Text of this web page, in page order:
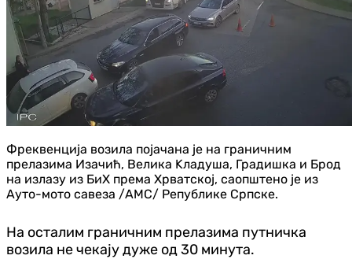
Фреквенција возила појачана је на граничним
прелазима Изачић, Велика Kладуша, Градишка и Брод
на излазу из БиХ према Хрватској, саопштено је из
Ауто-мото савеза /АМС/ Републике Српске.
На осталим граничним прелазима путничка
возила не чекају дуже од 30 минута.